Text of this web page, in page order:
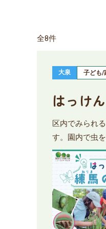
全8件
大泉 子ども/
はっけ
区内でみられ
す。園内で虫